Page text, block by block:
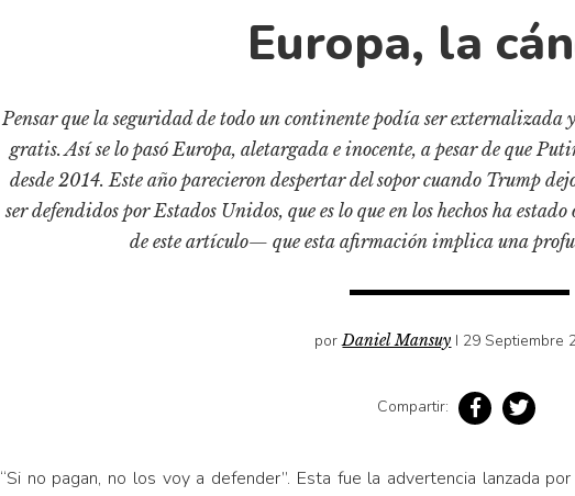
Europa, la
Pensar que la seguridad de todo un continente podía ser externalizada
gratis. Así se lo pasó Europa, aletargada e inocente, a pesar de que
desde 2014. Este año parecieron despertar del sopor cuando Trump
ser defendidos por Estados Unidos, que es lo que en los hechos ha
de este artículo— que esta afirmación implica una
porDaniel Mansuy I 29 Septiembre
Compartir:
“Si no pagan, no los voy a defender”. Esta fue la advertencia lanzada